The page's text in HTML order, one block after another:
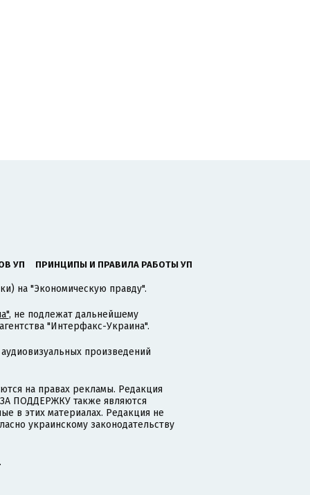
УП ПРИНЦИПЫ И ПРАВИЛА РАБОТЫ УП
на "Экономическую правду".
, не подлежат дальнейшему
"Интерфакс-Украина".
произведений
на правах рекламы. Редакция
ПОДДЕРЖКУ также являются
в этих материалах. Редакция не
украинскому законодательству